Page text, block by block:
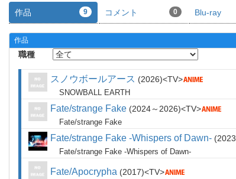
作品 9 コメント 0 Blu-ray
作品
職種
スノウボールアース 2026 TV
SNOWBALL EARTH
Fate/strange Fake 2024～2026 TV
Fate/strange Fake
Fate/strange Fake -Whispers of Dawn- 2023
Fate/strange Fake -Whispers of Dawn-
Fate/Apocrypha 2017 TV